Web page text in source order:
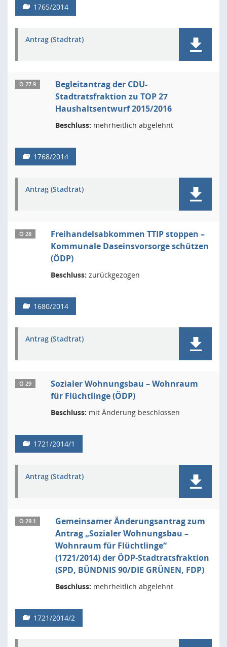
1765/2014
Antrag (Stadtrat)
Ö 27.9
Begleitantrag der CDU-
Stadtratsfraktion zu TOP 27
Haushaltsentwurf 2015/2016
Beschluss: mehrheitlich abgelehnt
1768/2014
Antrag (Stadtrat)
Ö 28
Freihandelsabkommen TTIP stoppen –
Kommunale Daseinsvorsorge schützen
(ÖDP)
Beschluss: zurückgezogen
1680/2014
Antrag (Stadtrat)
Ö 29
Sozialer Wohnungsbau – Wohnraum
für Flüchtlinge (ÖDP)
Beschluss: mit Änderung beschlossen
1721/2014/1
Antrag (Stadtrat)
Ö 29.1
Gemeinsamer Änderungsantrag zum
Antrag „Sozialer Wohnungsbau –
Wohnraum für Flüchtlinge“
(1721/2014) der ÖDP-Stadtratsfraktion
(SPD, BÜNDNIS 90/DIE GRÜNEN, FDP)
Beschluss: mehrheitlich abgelehnt
1721/2014/2